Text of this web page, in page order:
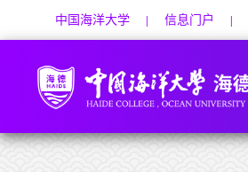
中国海洋大学 | 信息门户 |